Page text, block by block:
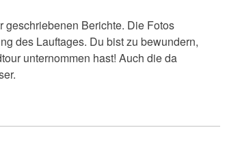
geschriebenen Berichte. Die Fotos
des Lauftages. Du bist zu bewundern,
unternommen hast! Auch die da